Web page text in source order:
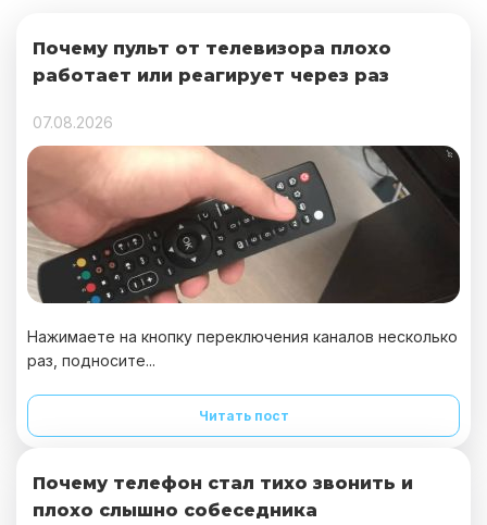
Почему пульт от телевизора плохо
работает или реагирует через раз
07.08.2026
Нажимаете на кнопку переключения каналов несколько
раз, подносите...
Читать пост
Почему телефон стал тихо звонить и
плохо слышно собеседника